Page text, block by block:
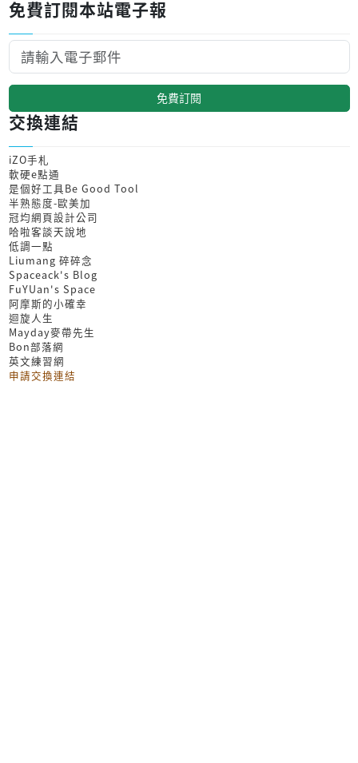
免費訂閱本站電子報
免費訂閱
交換連結
iZO手札
軟硬e點通
是個好工具Be Good Tool
半熟態度-歐美加
冠均網頁設計公司
哈啦客談天說地
低調一點
Liumang 碎碎念
Spaceack's Blog
FuYUan's Space
阿摩斯的小確幸
迴旋人生
Mayday麥帶先生
Bon部落網
英文練習網
申請交換連結